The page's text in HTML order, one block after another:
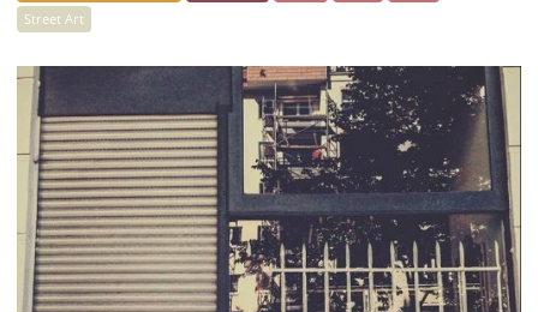
Street Art